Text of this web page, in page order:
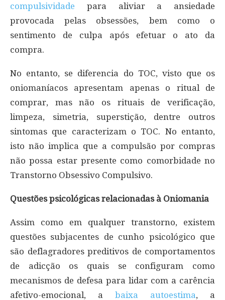
compulsividade para aliviar a ansiedade
provocada pelas obsessões, bem como o
sentimento de culpa após efetuar o ato da
compra.
No entanto, se diferencia do TOC, visto que os
oniomaníacos apresentam apenas o ritual de
comprar, mas não os rituais de verificação,
limpeza, simetria, superstição, dentre outros
sintomas que caracterizam o TOC. No entanto,
isto não implica que a compulsão por compras
não possa estar presente como comorbidade no
Transtorno Obsessivo Compulsivo.
Questões psicológicas relacionadas à Oniomania
Assim como em qualquer transtorno, existem
questões subjacentes de cunho psicológico que
são deflagradores preditivos de comportamentos
de adicção os quais se configuram como
mecanismos de defesa para lidar com a carência
afetivo-emocional, a baixa autoestima, a